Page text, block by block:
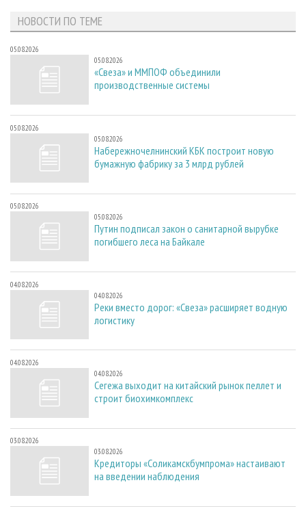
НОВОСТИ ПО ТЕМЕ
05.08.2026
05.08.2026
«Свеза» и ММПОФ объединили
производственные системы
05.08.2026
05.08.2026
Набережночелнинский КБК построит новую
бумажную фабрику за 3 млрд рублей
05.08.2026
05.08.2026
Путин подписал закон о санитарной вырубке
погибшего леса на Байкале
04.08.2026
04.08.2026
Реки вместо дорог: «Свеза» расширяет водную
логистику
04.08.2026
04.08.2026
Сегежа выходит на китайский рынок пеллет и
строит биохимкомплекс
03.08.2026
03.08.2026
Кредиторы «Соликамскбумпрома» настаивают
на введении наблюдения